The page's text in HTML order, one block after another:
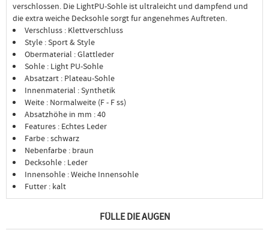
verschlossen. Die LightPU-Sohle ist ultraleicht und dampfend und
die extra weiche Decksohle sorgt fur angenehmes Auftreten.
Verschluss : Klettverschluss
Style : Sport & Style
Obermaterial : Glattleder
Sohle : Light PU-Sohle
Absatzart : Plateau-Sohle
Innenmaterial : Synthetik
Weite : Normalweite (F - F ss)
Absatzhöhe in mm : 40
Features : Echtes Leder
Farbe : schwarz
Nebenfarbe : braun
Decksohle : Leder
Innensohle : Weiche Innensohle
Futter : kalt
FÜLLE DIE AUGEN